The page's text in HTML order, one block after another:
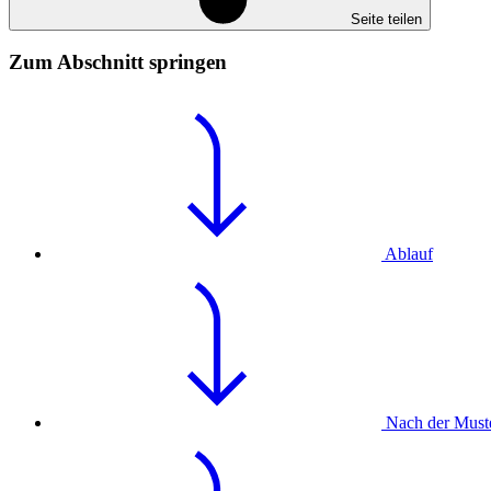
Seite teilen
Zum Abschnitt springen
Ablauf
Nach der